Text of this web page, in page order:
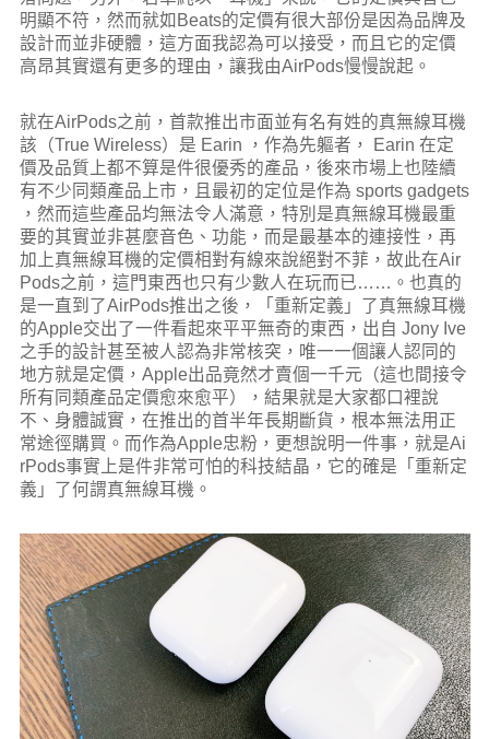
明顯不符，然而就如Beats的定價有很大部份是因為品牌及
設計而並非硬體，這方面我認為可以接受，而且它的定價
高昂其實還有更多的理由，讓我由AirPods慢慢說起。
就在AirPods之前，首款推出市面並有名有姓的真無線耳機
該（True Wireless）是 Earin ，作為先軀者， Earin 在定
價及品質上都不算是件很優秀的產品，後來市場上也陸續
有不少同類產品上市，且最初的定位是作為 sports gadgets
，然而這些產品均無法令人滿意，特別是真無線耳機最重
要的其實並非甚麼音色、功能，而是最基本的連接性，再
加上真無線耳機的定價相對有線來說絕對不菲，故此在Air
Pods之前，這門東西也只有少數人在玩而已……。也真的
是一直到了AirPods推出之後，「重新定義」了真無線耳機
的Apple交出了一件看起來平平無奇的東西，出自 Jony Ive
之手的設計甚至被人認為非常核突，唯一一個讓人認同的
地方就是定價，Apple出品竟然才賣個一千元（這也間接令
所有同類產品定價愈來愈平），結果就是大家都口裡說
不、身體誠實，在推出的首半年長期斷貨，根本無法用正
常途徑購買。而作為Apple忠粉，更想說明一件事，就是Ai
rPods事實上是件非常可怕的科技結晶，它的確是「重新定
義」了何謂真無線耳機。